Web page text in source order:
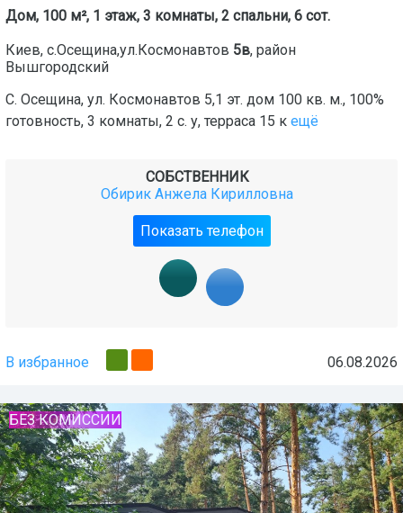
Дом, 100 м², 1 этаж, 3 комнаты, 2 спальни, 6 сот.
Киев, с.Осещина,ул.Космонавтов 5в, район
Вышгородский
С. Осещина, ул. Космонавтов 5,1 эт. дом 100 кв. м., 100%
готовность, 3 комнаты, 2 с. у, терраса 15 к ещё
СОБСТВЕННИК
Обирик Анжела Кирилловна
Показать телефон
В избранное 06.08.2026
БЕЗ КОМИССИИ